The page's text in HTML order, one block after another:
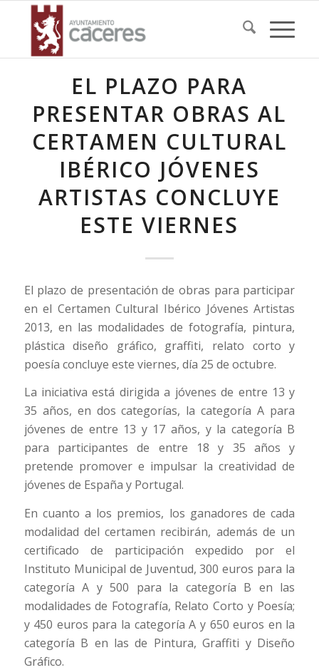
EL PLAZO PARA
PRESENTAR OBRAS AL
CERTAMEN CULTURAL
IBÉRICO JÓVENES
ARTISTAS CONCLUYE
ESTE VIERNES
El plazo de presentación de obras para participar
en el Certamen Cultural Ibérico Jóvenes Artistas
2013, en las modalidades de fotografía, pintura,
plástica diseño gráfico, graffiti, relato corto y
poesía concluye este viernes, día 25 de octubre.
La iniciativa está dirigida a jóvenes de entre 13 y
35 años, en dos categorías, la categoría A para
jóvenes de entre 13 y 17 años, y la categoría B
para participantes de entre 18 y 35 años y
pretende promover e impulsar la creatividad de
jóvenes de España y Portugal.
En cuanto a los premios, los ganadores de cada
modalidad del certamen recibirán, además de un
certificado de participación expedido por el
Instituto Municipal de Juventud, 300 euros para la
categoría A y 500 para la categoría B en las
modalidades de Fotografía, Relato Corto y Poesía;
y 450 euros para la categoría A y 650 euros en la
categoría B en las de Pintura, Graffiti y Diseño
Gráfico.